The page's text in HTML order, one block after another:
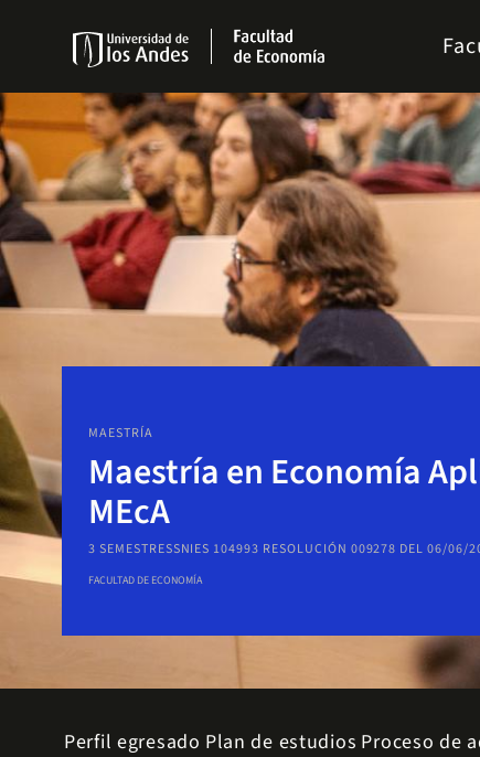
MAESTRÍA
Maestría en Economía
MEcA
3 SEMESTRESSNIES 104993 RESOLUCIÓN 009278 DEL 06/06/
FACULTAD DE ECONOMÍA
Perfil egresado Plan de estudios Proceso de